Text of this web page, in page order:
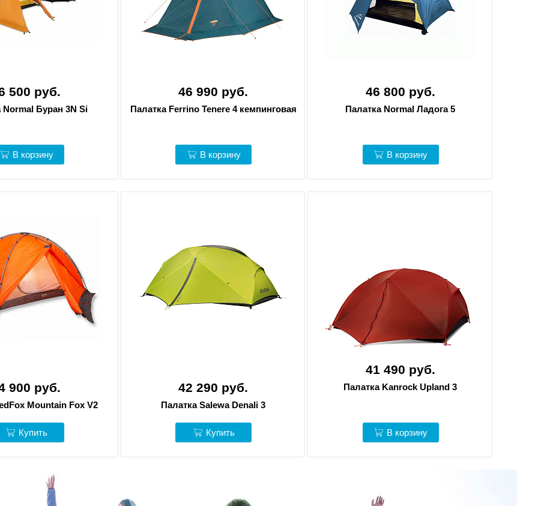
500 руб.
Normal Буран 3N Si
В корзину
46 990 руб.
Палатка Ferrino Tenere 4 кемпинговая
В корзину
46 800 руб.
Палатка Normal Ладога 5
В корзину
900 руб.
Mountain Fox V2
Купить
42 290 руб.
Палатка Salewa Denali 3
Купить
41 490 руб.
Палатка Kanrock Upland 3
В корзину